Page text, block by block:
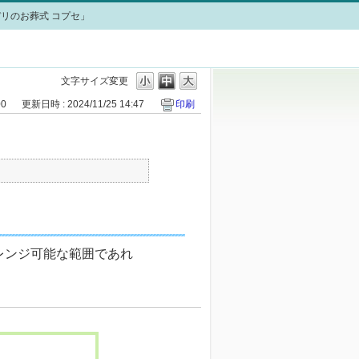
のお葬式 コプセ」
文字サイズ変更
更新日時 : 2024/11/25 14:47 印刷
ジ可能な範囲であれ